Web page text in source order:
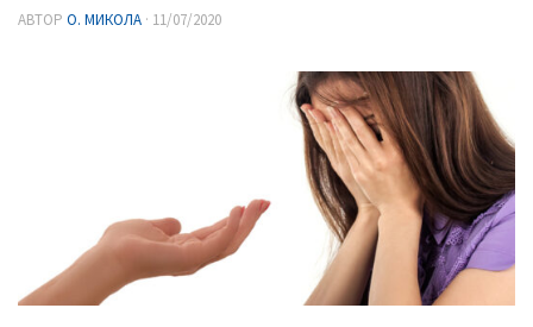
АВТОР О. МИКОЛА · 11/07/2020